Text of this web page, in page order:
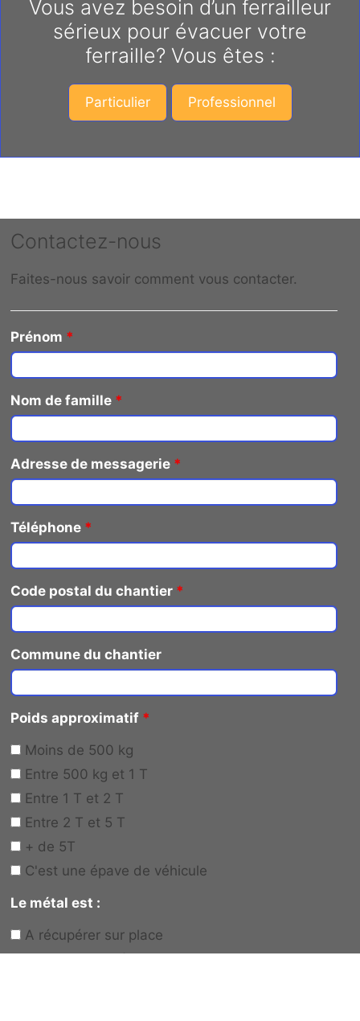
Vous avez besoin d’un ferrailleur
sérieux pour évacuer votre
ferraille? Vous êtes :
Particulier Professionnel
Contactez-nous
Faites-nous savoir comment vous contacter.
Prénom *
Nom de famille *
Adresse de messagerie *
Téléphone *
Code postal du chantier *
Commune du chantier
Poids approximatif *
Moins de 500 kg
Entre 500 kg et 1 T
Entre 1 T et 2 T
Entre 2 T et 5 T
+ de 5T
C'est une épave de véhicule
Le métal est :
A récupérer sur place
Vous allez le déposer vous-même